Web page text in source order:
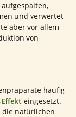
und verwertet
aber vor allem
von
häufig
eingesetzt.
die natürlichen